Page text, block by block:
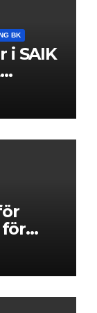
BK
i SAIK
för